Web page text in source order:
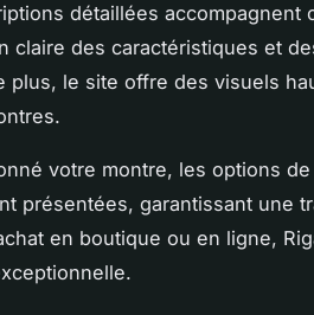
détaillées accompagnent
claire des caractéristiques et
plus, le site offre des visuels
votre montre, les options de
présentées, garantissant une
en boutique ou en ligne,